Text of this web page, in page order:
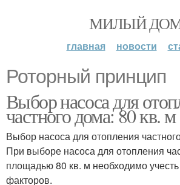
МИЛЫЙ
главная новости
Роторный принцип
Выбор насоса для
частного дома: 80 кв. м
Выбор насоса для отопления
При выборе насоса для отопления
площадью 80 кв. м необходимо
факторов.